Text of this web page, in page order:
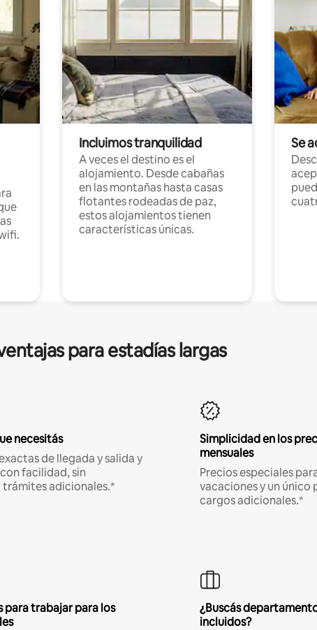
Incluimos tranquilidad
A veces el destino es el
alojamiento. Desde cabañas
en las montañas hasta casas
flotantes rodeadas de paz,
estos alojamientos tienen
características únicas.
Se
para estadías largas
necesitás
de llegada y salida y
facilidad, sin
adicionales.*
Simplicidad en los
mensuales
Precios especiales
vacaciones y un único
cargos adicionales.*
para trabajar para los
¿Buscás
incluidos?